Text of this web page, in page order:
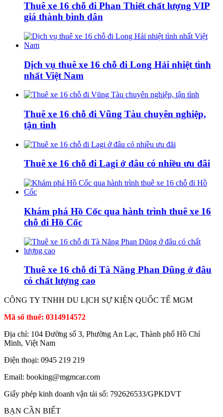
Thuê xe 16 chỗ đi Phan Thiết chất lượng VIP
giá thành bình dân
Dịch vụ thuê xe 16 chỗ đi Long Hải nhiệt tình
nhất Việt Nam
Thuê xe 16 chỗ đi Vũng Tàu chuyên nghiệp,
tận tình
Thuê xe 16 chỗ đi Lagi ở đâu có nhiều ưu đãi
Khám phá Hồ Cốc qua hành trình thuê xe 16
chỗ đi Hồ Cốc
Thuê xe 16 chỗ đi Tà Năng Phan Dũng ở đâu
có chất lượng cao
CÔNG TY TNHH DU LỊCH SỰ KIỆN QUỐC TẾ MGM
Mã số thuế: 0314914572
Địa chỉ: 104 Đường số 3, Phường An Lạc, Thành phố Hồ Chí
Minh, Việt Nam
Điện thoại: 0945 219 219
Email: booking@mgmcar.com
Giấy phép kinh doanh vận tải số: 792626533/GPKDVT
BẠN CẦN BIẾT